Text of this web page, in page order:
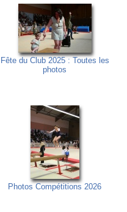
Fête du Club 2025 : Toutes les
photos
Photos Compétitions 2026